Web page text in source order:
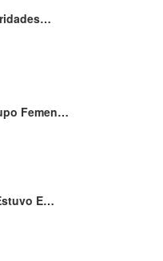
Femen…
E…